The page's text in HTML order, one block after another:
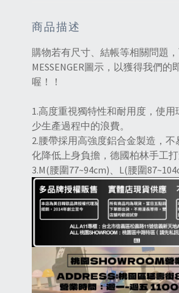
商品描述
購物若有尺寸、結帳等相關問題
MESSENGER圖示，以獲得我們的
喔！！
1.高度重視獨特性和耐用度，使
少生產過程中的浪費。
2.腰帶採用高強度鋁合金製造，
化降低上身負擔，德國柏林手工打
3.M(腰圍77~94cm)、L(腰圍